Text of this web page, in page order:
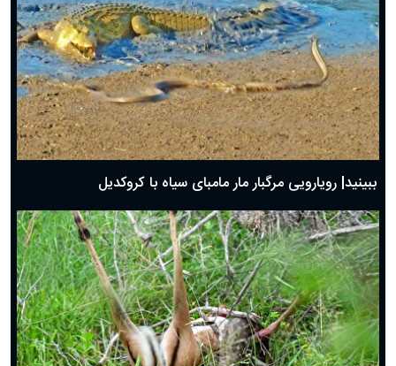
ببینید| رویارویی مرگبار مار مامبای سیاه با کروکدیل